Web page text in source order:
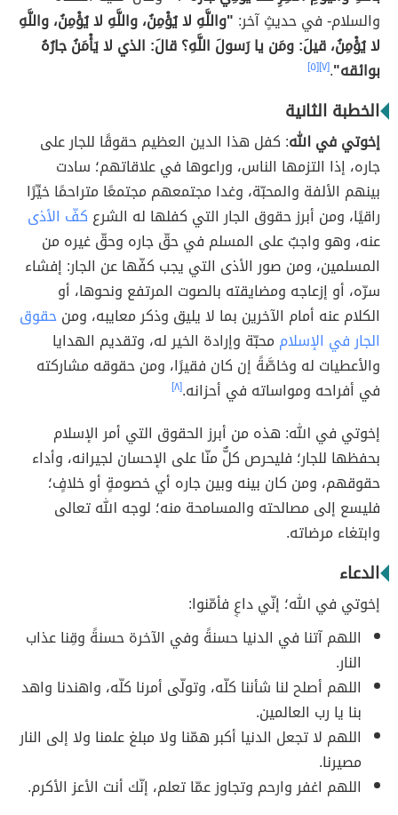
والسلام- في حديثٍ آخر: "واللَّهِ لا يُؤْمِنُ، واللَّهِ لا يُؤْمِنُ، واللَّهِ
لا يُؤْمِنُ، قيلَ: ومَن يا رَسولَ اللَّهِ؟ قالَ: الذي لا يَأْمَنُ جارُهُ
بوائقه".[٧] [٥]
الخطبة الثانية
إخوتي في الله: كفل هذا الدين العظيم حقوقًا للجار على
جاره، إذا التزمها الناس، وراعوها في علاقاتهم؛ سادت
بينهم الألفة والمحبّة، وغدا مجتمعهم مجتمعًا متراحمًا خيِّرًا
راقيًا، ومن أبرز حقوق الجار التي كفلها له الشرع كفّ الأذى
عنه، وهو واجبٌ على المسلم في حقّ جاره وحقّ غيره من
المسلمين، ومن صور الأذى التي يجب كفّها عن الجار: إفشاء
سرّه، أو إزعاجه ومضايقته بالصوت المرتفع ونحوها، أو
الكلام عنه أمام الآخرين بما لا يليق وذكر معايبه، ومنحقوق
الجار في الإسلام محبّة وإرادة الخير له، وتقديم الهدايا
والأعطيات له وخاصَّةً إن كان فقيرًا، ومن حقوقه مشاركته
في أفراحه ومواساته في أحزانه.[٨]
إخوتي في الله: هذه من أبرز الحقوق التي أمر الإسلام
بحفظها للجار؛ فليحرص كلٌّ منّا على الإحسان لجيرانه، وأداء
حقوقهم، ومن كان بينه وبين جاره أي خصومةٍ أو خلافٍ؛
فليسع إلى مصالحته والمسامحة منه؛ لوجه الله تعالى
وابتغاء مرضاته.
الدعاء
إخوتي في الله؛ إنّي داعٍ فأمّنوا:
اللهم آتنا في الدنيا حسنةً وفي الآخرة حسنةً وقِنا عذاب
النار.
اللهم أصلح لنا شأننا كلّه، وتولّى أمرنا كلّه، واهندنا واهد
بنا يا رب العالمين.
اللهم لا تجعل الدنيا أكبر همّنا ولا مبلغ علمنا ولا إلى النار
مصيرنا.
اللهم اغفر وارحم وتجاوز عمّا تعلم، إنّك أنت الأعز الأكرم.